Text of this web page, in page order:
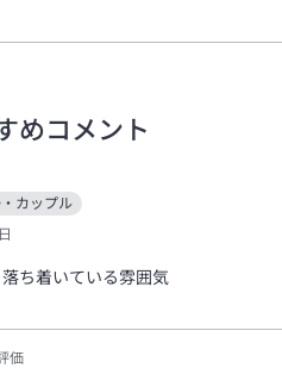
めコメント
カップル
ち着いている雰囲気
価